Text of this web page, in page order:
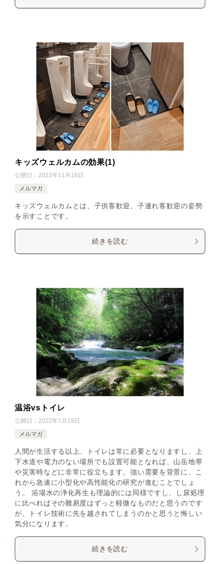
キッズウェルカムの効果(1)
公開日： 2023年11月16日
メルマガ
キッズウェルカムとは、子供客歓迎、子連れ客歓迎の姿勢
を示すことです。
続きを読む
温浴vsトイレ
公開日： 2022年7月19日
メルマガ
人間が生活する以上、トイレは常に必要となりますし、上
下水道や電力のない場所でも設置可能となれば、山岳地帯
や災害時などに非常に役立ちます。強い需要を背景に、こ
れから急速に小型化や高性能化の研究が進むことでしょ
う。 浴場水の浄化再生も理論的には同様ですし、し尿処理
に比べればその難易度はずっと軽微なものだと思うのです
が、トイレ技術に先を越されてしまうのかと思うと悔しい
気分になります。
続きを読む